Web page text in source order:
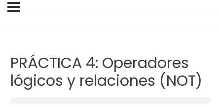
PRÁCTICA 4: Operadores
lógicos y relaciones (NOT)